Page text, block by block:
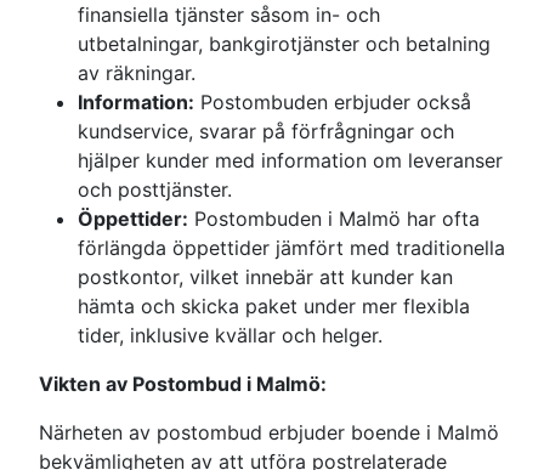
finansiella tjänster såsom in- och
utbetalningar, bankgirotjänster och betalning
av räkningar.
Information: Postombuden erbjuder också
kundservice, svarar på förfrågningar och
hjälper kunder med information om leveranser
och posttjänster.
Öppettider: Postombuden i Malmö har ofta
förlängda öppettider jämfört med traditionella
postkontor, vilket innebär att kunder kan
hämta och skicka paket under mer flexibla
tider, inklusive kvällar och helger.
Vikten av Postombud i Malmö:
Närheten av postombud erbjuder boende i Malmö
bekvämligheten av att utföra postrelaterade